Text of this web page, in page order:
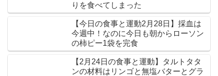
りを食べてしまった
【今日の食事と運動2月28日】採血は
今週中！なのに今日も朝からローソン
の柿ピー1袋を完食
【2月24日の食事と運動】タルトタタ
ンの材料はリンゴと無塩バターとグラ